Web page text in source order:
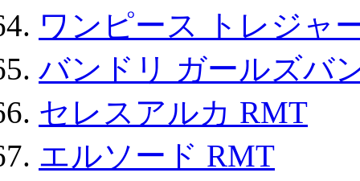
ワンピース トレジャ
バンドリ ガールズバ
セレスアルカ RMT
エルソード RMT